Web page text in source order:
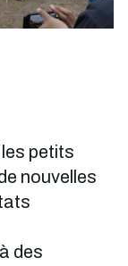
petits
nouvelles
des